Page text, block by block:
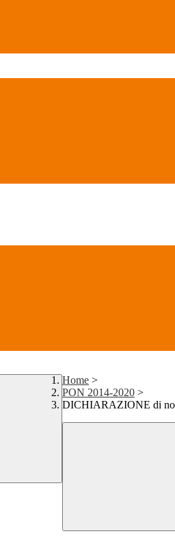
Home >
PON 2014-2020 >
DICHIARAZIONE di